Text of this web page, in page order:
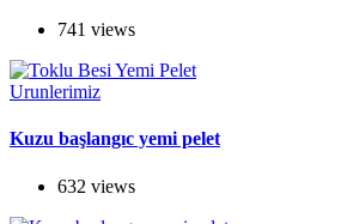
741 views
Urunlerimiz
Kuzu başlangıc yemi pelet
632 views